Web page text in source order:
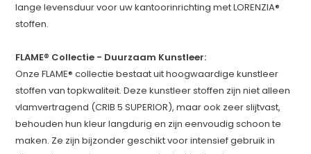
lange levensduur voor uw kantoorinrichting met LORENZIA®
stoffen.
FLAME® Collectie - Duurzaam Kunstleer:
Onze FLAME® collectie bestaat uit hoogwaardige kunstleer
stoffen van topkwaliteit. Deze kunstleer stoffen zijn niet alleen
vlamvertragend (CRIB 5 SUPERIOR), maar ook zeer slijtvast,
behouden hun kleur langdurig en zijn eenvoudig schoon te
maken. Ze zijn bijzonder geschikt voor intensief gebruik in